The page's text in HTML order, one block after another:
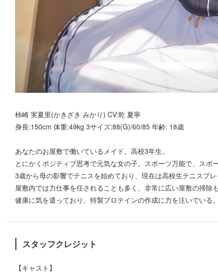
柿崎 実夏里(かきざき みかり) CV:乾 夏寧
身長:150cm 体重:49kg 3サイズ:88(G)/60/85 年齢: 18歳
あなたのお屋敷で働いているメイド。高校3年生。
とにかくポジティブ思考で元気な女の子。スポーツ万能で、ス
3歳から母の影響でテニスを始めており、現在は高校生テニスプ
屋敷内では力仕事を任されることも多く、非常に広い屋敷の掃除
健康に気を遣っており、特製プロテインの作成に力を注いでいる
スタッフクレジット
【キャスト】